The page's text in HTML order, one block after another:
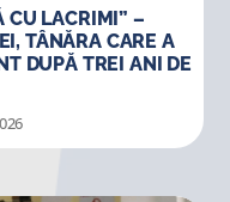
CU LACRIMI” –
TÂNĂRA CARE A
DUPĂ TREI ANI DE